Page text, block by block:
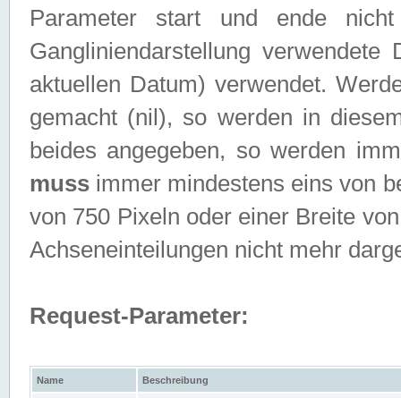
Parameter start und ende
Gangliniendarstellung
aktuellen Datum) verwendet.
gemacht (nil), so werden in
beides angegeben, so werden
muss immer mindestens eins von
von 750 Pixeln oder einer Breite
Achseneinteilungen nicht mehr
Request-Parameter:
Name Beschreibung